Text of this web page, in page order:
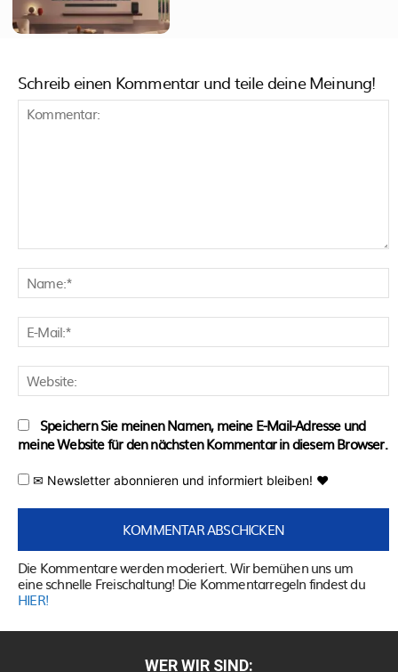
Schreib einen Kommentar und teile deine Meinung!
Speichern Sie meinen Namen, meine E-Mail-Adresse und
meine Website für den nächsten Kommentar in diesem Browser.
✉ Newsletter abonnieren und informiert bleiben! ♥
Die Kommentare werden moderiert. Wir bemühen uns um
eine schnelle Freischaltung! Die Kommentarregeln findest du
HIER!
WER WIR SIND: